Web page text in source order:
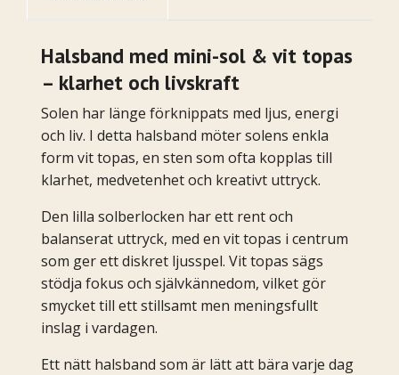
Halsband med mini-sol & vit topas
– klarhet och livskraft
Solen har länge förknippats med ljus, energi
och liv. I detta halsband möter solens enkla
form vit topas, en sten som ofta kopplas till
klarhet, medvetenhet och kreativt uttryck.
Den lilla solberlocken har ett rent och
balanserat uttryck, med en vit topas i centrum
som ger ett diskret ljusspel. Vit topas sägs
stödja fokus och självkännedom, vilket gör
smycket till ett stillsamt men meningsfullt
inslag i vardagen.
Ett nätt halsband som är lätt att bära varje dag